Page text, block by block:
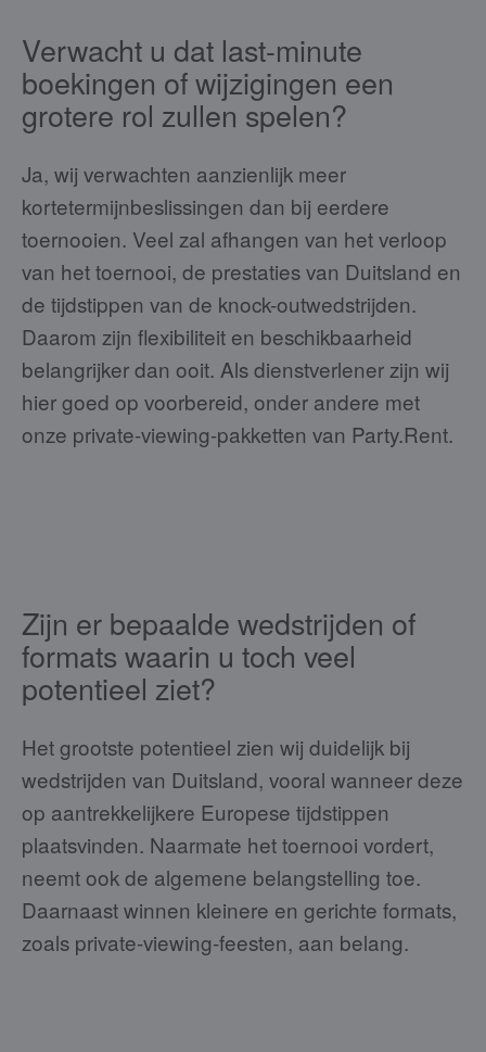
Verwacht u dat last-minute
boekingen of wijzigingen een
grotere rol zullen spelen?
Ja, wij verwachten aanzienlijk meer
kortetermijnbeslissingen dan bij eerdere
toernooien. Veel zal afhangen van het verloop
van het toernooi, de prestaties van Duitsland en
de tijdstippen van de knock-outwedstrijden.
Daarom zijn flexibiliteit en beschikbaarheid
belangrijker dan ooit. Als dienstverlener zijn wij
hier goed op voorbereid, onder andere met
onze private-viewing-pakketten van Party.Rent.
Zijn er bepaalde wedstrijden of
formats waarin u toch veel
potentieel ziet?
Het grootste potentieel zien wij duidelijk bij
wedstrijden van Duitsland, vooral wanneer deze
op aantrekkelijkere Europese tijdstippen
plaatsvinden. Naarmate het toernooi vordert,
neemt ook de algemene belangstelling toe.
Daarnaast winnen kleinere en gerichte formats,
zoals private-viewing-feesten, aan belang.